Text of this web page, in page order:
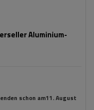
Aluminium-
schon am11. August